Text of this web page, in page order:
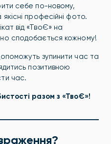
себе по-новому,
професійні фото.
від «ТвоЄ» на
сподобається кожному!
зупинити час та
позитивною
час.
разом з «ТвоЄ»!